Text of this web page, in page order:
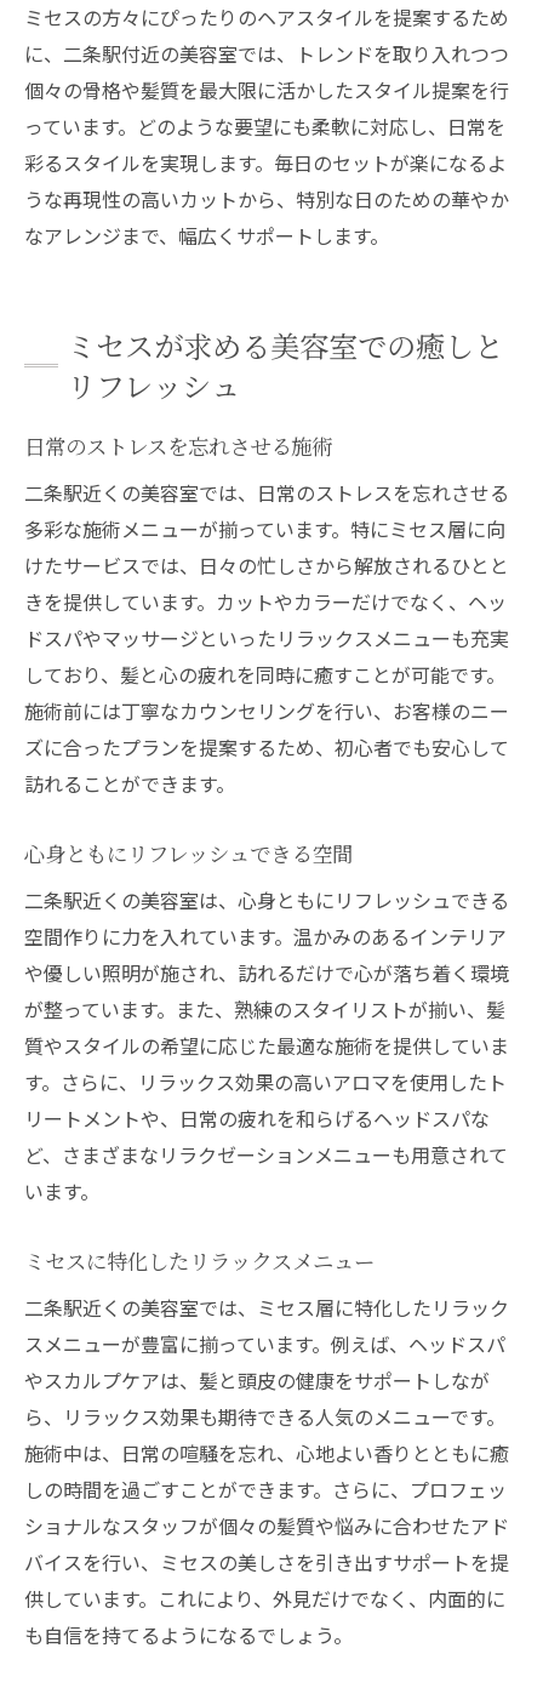
ミセスの方々にぴったりのヘアスタイルを提案するため
に、二条駅付近の美容室では、トレンドを取り入れつつ
個々の骨格や髪質を最大限に活かしたスタイル提案を行
っています。どのような要望にも柔軟に対応し、日常を
彩るスタイルを実現します。毎日のセットが楽になるよ
うな再現性の高いカットから、特別な日のための華やか
なアレンジまで、幅広くサポートします。
ミセスが求める美容室での癒しと
リフレッシュ
日常のストレスを忘れさせる施術
二条駅近くの美容室では、日常のストレスを忘れさせる
多彩な施術メニューが揃っています。特にミセス層に向
けたサービスでは、日々の忙しさから解放されるひとと
きを提供しています。カットやカラーだけでなく、ヘッ
ドスパやマッサージといったリラックスメニューも充実
しており、髪と心の疲れを同時に癒すことが可能です。
施術前には丁寧なカウンセリングを行い、お客様のニー
ズに合ったプランを提案するため、初心者でも安心して
訪れることができます。
心身ともにリフレッシュできる空間
二条駅近くの美容室は、心身ともにリフレッシュできる
空間作りに力を入れています。温かみのあるインテリア
や優しい照明が施され、訪れるだけで心が落ち着く環境
が整っています。また、熟練のスタイリストが揃い、髪
質やスタイルの希望に応じた最適な施術を提供していま
す。さらに、リラックス効果の高いアロマを使用したト
リートメントや、日常の疲れを和らげるヘッドスパな
ど、さまざまなリラクゼーションメニューも用意されて
います。
ミセスに特化したリラックスメニュー
二条駅近くの美容室では、ミセス層に特化したリラック
スメニューが豊富に揃っています。例えば、ヘッドスパ
やスカルプケアは、髪と頭皮の健康をサポートしなが
ら、リラックス効果も期待できる人気のメニューです。
施術中は、日常の喧騒を忘れ、心地よい香りとともに癒
しの時間を過ごすことができます。さらに、プロフェッ
ショナルなスタッフが個々の髪質や悩みに合わせたアド
バイスを行い、ミセスの美しさを引き出すサポートを提
供しています。これにより、外見だけでなく、内面的に
も自信を持てるようになるでしょう。